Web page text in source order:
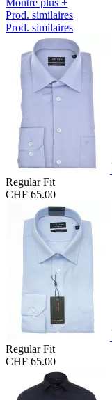
Prod. similaires
Prod. similaires
Regular Fit
CHF 65.00
Regular Fit
CHF 65.00